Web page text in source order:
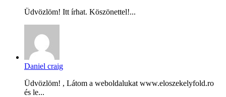
Üdvözlöm! Itt írhat. Köszönettel!...
Daniel craig
Üdvözlöm! , Látom a weboldalukat www.eloszekelyfold.ro
és le...